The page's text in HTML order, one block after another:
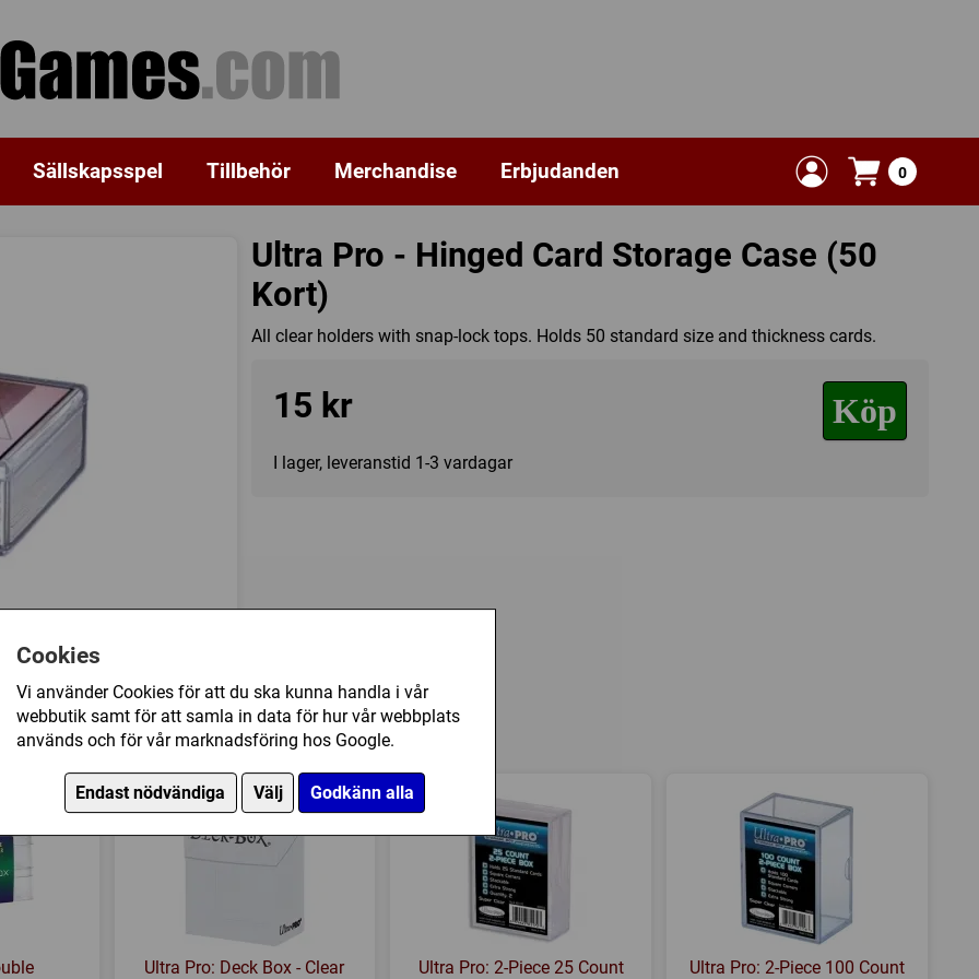
Cookies
Vi använder Cookies för att du ska kunna handla i vår
webbutik samt för att samla in data för hur vår webbplats
används och för vår marknadsföring hos Google.
Endast nödvändiga Välj Godkänn alla
Sällskapsspel Tillbehör Merchandise Erbjudanden 0
Ultra Pro - Hinged Card Storage Case (50
Kort)
All clear holders with snap-lock tops. Holds 50 standard size and thickness cards.
15 kr Köp
I lager, leveranstid 1-3 vardagar
Storage Case (50 Kort) har också köpt
Ultra Pro: Deck Box - Clear Ultra Pro: 2-Piece 25 Count Ultra Pro: 2-Piece 100 Count